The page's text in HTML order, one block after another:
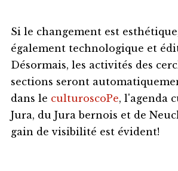
Si le changement est
également technologique et
Désormais, les activités des
sections seront
dans le culturoscoPe, l'agenda
Jura, du Jura bernois et de
gain de visibilité est évident!